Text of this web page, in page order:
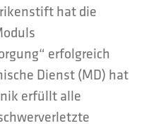
hat die
erfolgreich
Dienst (MD) hat
erfüllt alle